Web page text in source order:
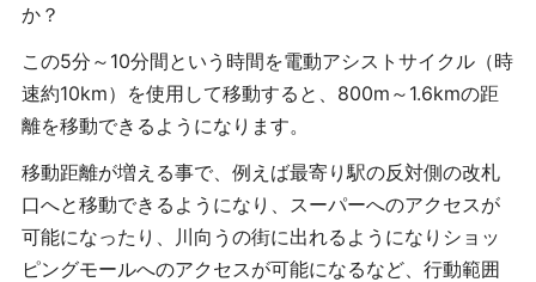
か？
この5分～10分間という時間を電動アシストサイクル（時
速約10km）を使用して移動すると、800m～1.6kmの距
離を移動できるようになります。
移動距離が増える事で、例えば最寄り駅の反対側の改札
口へと移動できるようになり、スーパーへのアクセスが
可能になったり、川向うの街に出れるようになりショッ
ピングモールへのアクセスが可能になるなど、行動範囲